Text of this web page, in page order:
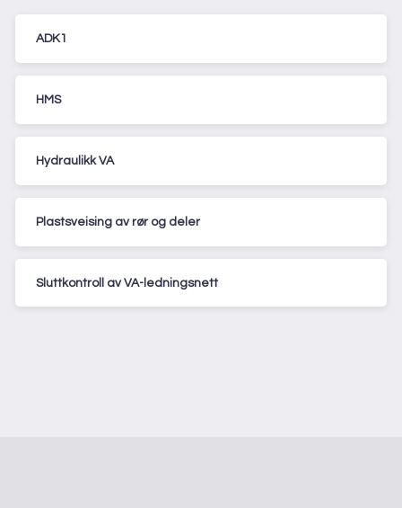
ADK1
HMS
Hydraulikk VA
Plastsveising av rør og deler
Sluttkontroll av VA-ledningsnett